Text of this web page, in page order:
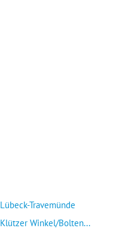
Lübeck-Travemünde
Klützer Winkel/Bolten...